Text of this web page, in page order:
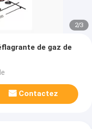
2/3
de gaz de
Contactez